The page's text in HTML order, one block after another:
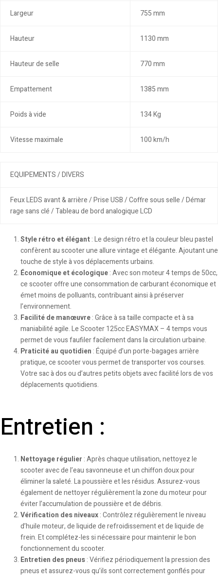
Largeur 755 mm
Hauteur 1130 mm
Hauteur de selle 770 mm
Empattement 1385 mm
Poids à vide 134 Kg
Vitesse maximale 100 km/h
EQUIPEMENTS / DIVERS
Feux LEDS avant & arrière / Prise USB / Coffre sous selle / Démar
rage sans clé / Tableau de bord analogique LCD
Style rétro et élégant: Le design rétro et la couleur bleu pastel
confèrent au scooter une allure vintage et élégante. Ajoutant une
touche de style à vos déplacements urbains.
Économique et écologique: Avec son moteur 4 temps de 50cc,
ce scooter offre une consommation de carburant économique et
émet moins de polluants, contribuant ainsi à préserver
l’environnement.
Facilité de manœuvre: Grâce à sa taille compacte et à sa
maniabilité agile. Le Scooter 125cc EASYMAX – 4 temps vous
permet de vous faufiler facilement dans la circulation urbaine.
Praticité au quotidien : Équipé d’un porte-bagages arrière
pratique, ce scooter vous permet de transporter vos courses.
Votre sac à dos ou d’autres petits objets avec facilité lors de vos
déplacements quotidiens.
Entretien :
Nettoyage régulier : Après chaque utilisation, nettoyez le
scooter avec de l’eau savonneuse et un chiffon doux pour
éliminer la saleté. La poussière et les résidus. Assurez-vous
également de nettoyer régulièrement la zone du moteur pour
éviter l’accumulation de poussière et de débris.
Vérification des niveaux: Contrôlez régulièrement le niveau
d’huile moteur, de liquide de refroidissement et de liquide de
frein. Et complétez-les si nécessaire pour maintenir le bon
fonctionnement du scooter.
Entretien des pneus: Vérifiez périodiquement la pression des
pneus et assurez-vous qu’ils sont correctement gonflés pour